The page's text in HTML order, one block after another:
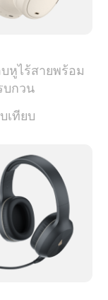
หูไร้สายพร้อม
บกวน
เทียบ